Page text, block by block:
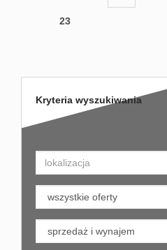
23
Kryteria wyszukiwania